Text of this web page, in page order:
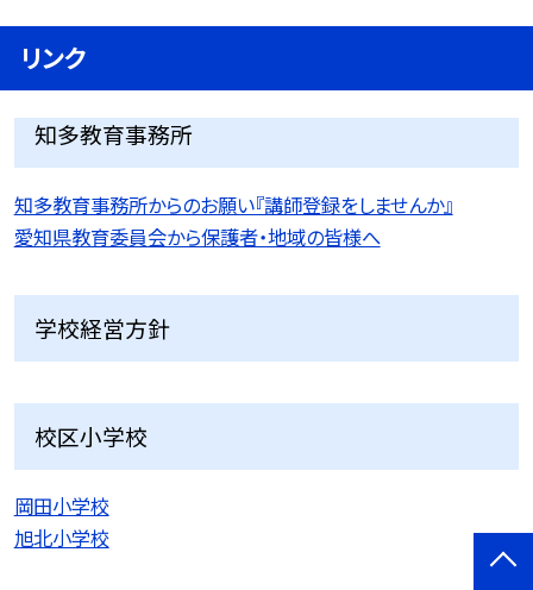
リンク
知多教育事務所
知多教育事務所からのお願い『講師登録をしませんか』
愛知県教育委員会から保護者・地域の皆様へ
学校経営方針
校区小学校
岡田小学校
旭北小学校